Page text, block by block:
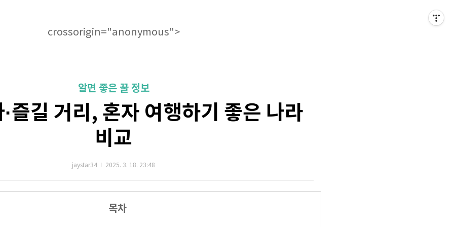
crossorigin="anonymous">
알면 좋은 꿀 정보
·즐길 거리, 혼자 여행하기 좋은 나라
비교
jaystar34 2025. 3. 18. 23:48
목차